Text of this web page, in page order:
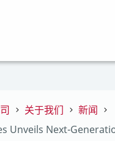
关于我们
新闻
Unveils Next-